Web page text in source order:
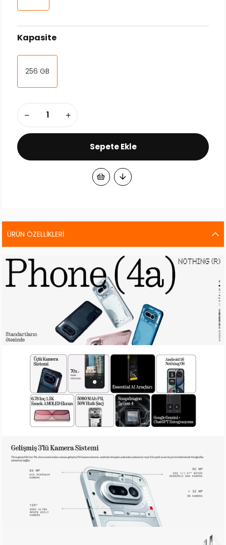
Kapasite
256 GB
ÜRÜN ÖZELLIKLERI